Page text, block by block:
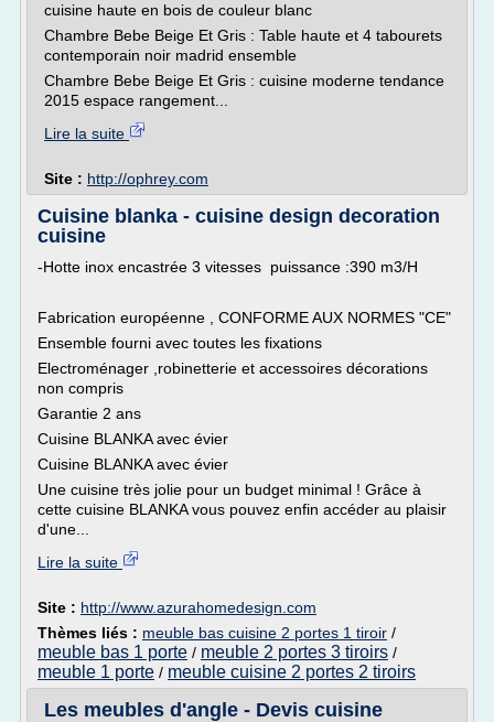
cuisine haute en bois de couleur blanc
Chambre Bebe Beige Et Gris : Table haute et 4 tabourets
contemporain noir madrid ensemble
Chambre Bebe Beige Et Gris : cuisine moderne tendance
2015 espace rangement...
Lire la suite
Site : http://ophrey.com
Cuisine blanka - cuisine design decoration
cuisine
-Hotte inox encastrée 3 vitesses puissance :390 m3/H
Fabrication européenne , CONFORME AUX NORMES "CE"
Ensemble fourni avec toutes les fixations
Electroménager ,robinetterie et accessoires décorations
non compris
Garantie 2 ans
Cuisine BLANKA avec évier
Cuisine BLANKA avec évier
Une cuisine très jolie pour un budget minimal ! Grâce à
cette cuisine BLANKA vous pouvez enfin accéder au plaisir
d'une...
Lire la suite
Site : http://www.azurahomedesign.com
Thèmes liés : meuble bas cuisine 2 portes 1 tiroir /
meuble bas 1 porte / meuble 2 portes 3 tiroirs /
meuble 1 porte / meuble cuisine 2 portes 2 tiroirs
Les meubles d'angle - Devis cuisine